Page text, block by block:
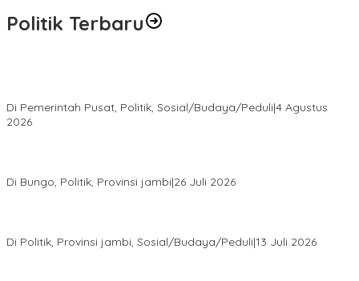
Politik Terbaru
Di Pemerintah Pusat, Politik, Sosial/Budaya/Peduli|4 Agustus
2026
Di Bungo, Politik, Provinsi jambi|26 Juli 2026
Di Politik, Provinsi jambi, Sosial/Budaya/Peduli|13 Juli 2026